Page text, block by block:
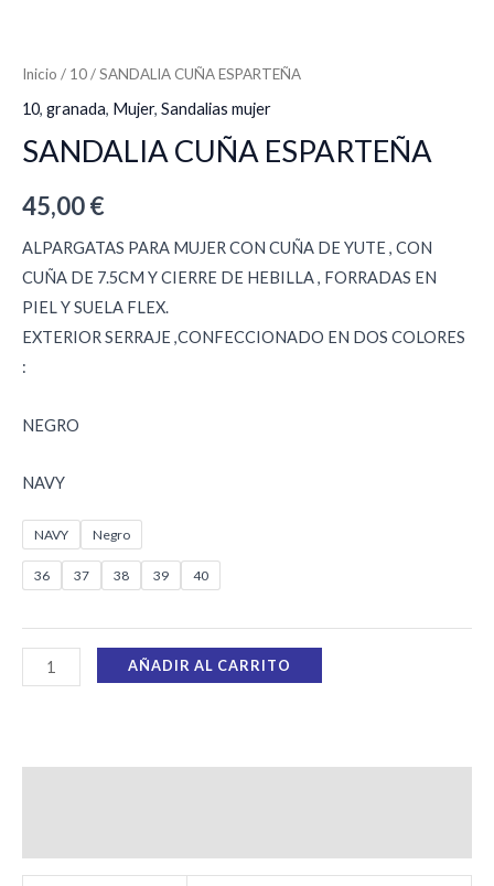
Inicio / 10/ SANDALIA CUÑA ESPARTEÑA
10, granada, Mujer, Sandalias mujer
SANDALIA CUÑA ESPARTEÑA
45,00€
ALPARGATAS PARA MUJER CON CUÑA DE YUTE , CON
CUÑA DE 7.5CM Y CIERRE DE HEBILLA , FORRADAS EN
PIEL Y SUELA FLEX.
EXTERIOR SERRAJE ,CONFECCIONADO EN DOS COLORES
:
NEGRO
NAVY
NAVY Negro
36 37 38 39 40
AÑADIR AL CARRITO